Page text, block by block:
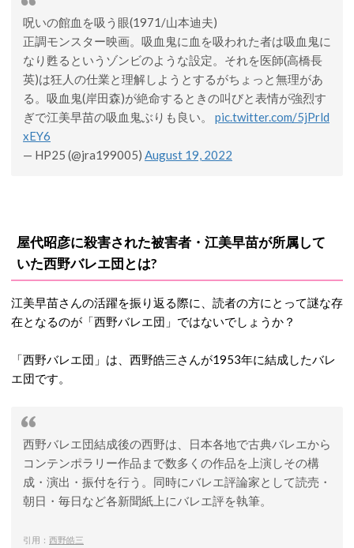
呪いの館血を吸う眼(1971/山本迪夫)
正調モンスター映画。吸血鬼に血を吸われた者は吸血鬼に
なり甦るというゾンビのような設定。それを医師(高橋長
英)は狂人の仕業と理解しようとするがちょっと無理があ
る。吸血鬼(岸田森)が絶命するときの叫びと表情が強烈す
ぎで江美早苗の吸血鬼ぶりも良い。 pic.twitter.com/5jPrld
xEY6
— HP25 (@jra199005) August 19, 2022
屋代昭彦に殺害された被害者・江美早苗が所属して
いた西野バレエ団とは?
江美早苗さんの活躍を振り返る際に、読者の方にとって謎な存
在となるのが「西野バレエ団」ではないでしょうか？
「西野バレエ団」は、西野皓三さんが1953年に結成したバレ
エ団です。
西野バレエ団結成後の西野は、日本各地で古典バレエから
コンテンポラリー作品まで数多くの作品を上演しその構
成・演出・振付を行う。同時にバレエ評論家として読売・
朝日・毎日など各新聞紙上にバレエ評を執筆。
引用： 西野皓三